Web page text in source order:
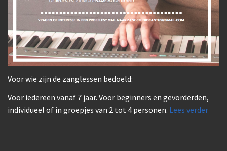
Voor wie zijn de zanglessen bedoeld:
Voor iedereen vanaf 7 jaar. Voor beginners en gevorderden,
individueel of in groepjes van 2 tot 4 personen. Lees verder